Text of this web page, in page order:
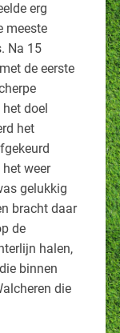
erg
meeste
Na 15
de eerste
doel
het
weer
gelukkig
bracht daar
de
halen,
binnen
die